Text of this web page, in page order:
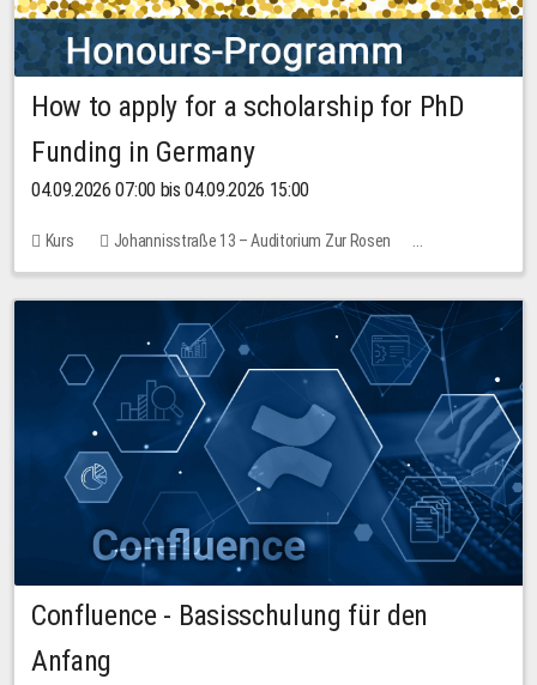
How to apply for a scholarship for PhD
Funding in Germany
04.09.2026 07:00 bis 04.09.2026 15:00
Kurs
Johannisstraße 13 – Auditorium Zur Rosen
Keine freien Plätze
Confluence - Basisschulung für den
Anfang